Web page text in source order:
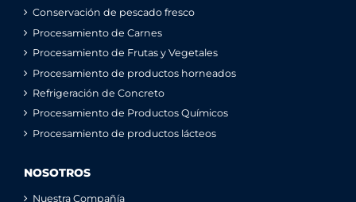
Conservación de pescado fresco
Procesamiento de Carnes
Procesamiento de Frutas y Vegetales
Procesamiento de productos horneados
Refrigeración de Concreto
Procesamiento de Productos Químicos
Procesamiento de productos lácteos
NOSOTROS
Nuestra Compañía